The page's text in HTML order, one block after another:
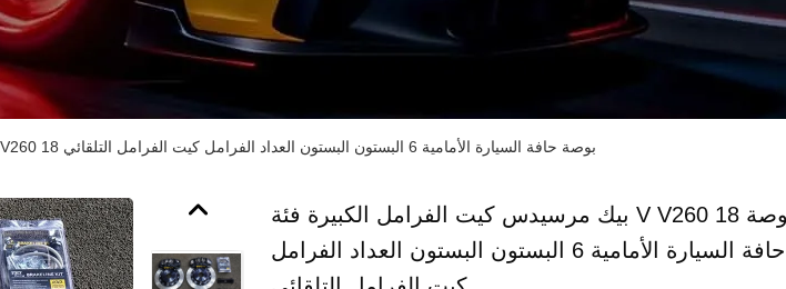
بيك مرسيدس كيت الفرامل الكبيرة فئة V V260 18 بوصة حافة السيارة الأمامية 6 البستون البستون العداد الفرامل كيت الفرامل التلقائي
بيك مرسيدس كيت الفرامل الكبيرة فئة V V260 18 بوصة
حافة السيارة الأمامية 6 البستون البستون العداد الفرامل